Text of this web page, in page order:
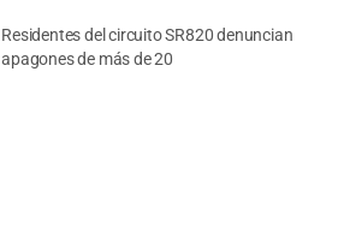
Residentes del circuito SR820 denuncian
apagones de más de 20